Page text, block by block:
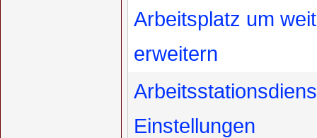
Arbeitsplatz um
erweitern
Einstellungen